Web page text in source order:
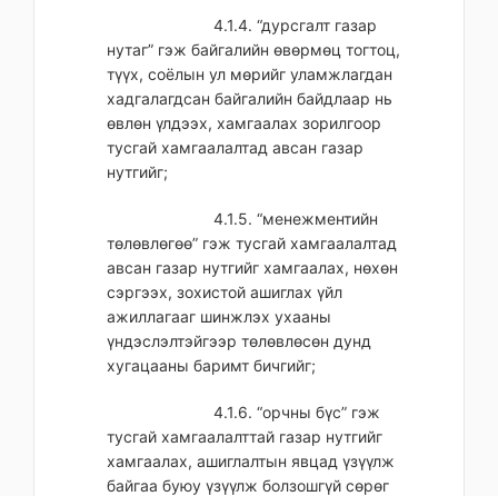
4.1.4. “дурсгалт газар
нутаг” гэж байгалийн өвөрмөц тогтоц,
түүх, соёлын ул мөрийг уламжлагдан
хадгалагдсан байгалийн байдлаар нь
өвлөн үлдээх, хамгаалах зорилгоор
тусгай хамгаалалтад авсан газар
нутгийг;
4.1.5. “менежментийн
төлөвлөгөө” гэж тусгай хамгаалалтад
авсан газар нутгийг хамгаалах, нөхөн
сэргээх, зохистой ашиглах үйл
ажиллагааг шинжлэх ухааны
үндэслэлтэйгээр төлөвлөсөн дунд
хугацааны баримт бичгийг;
4.1.6. “орчны бүс” гэж
тусгай хамгаалалттай газар нутгийг
хамгаалах, ашиглалтын явцад үзүүлж
байгаа буюу үзүүлж болзошгүй сөрөг